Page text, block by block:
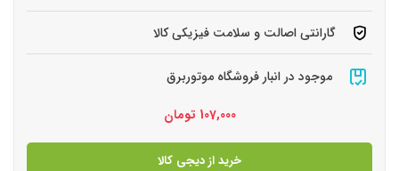
گارانتی اصالت و سلامت فیزیکی کالا
موجود در انبار فروشگاه موتوربرق
107,000 تومان
خرید از دیجی کالا